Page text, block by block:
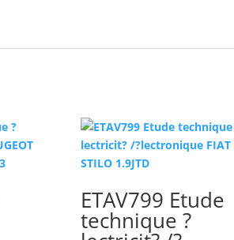
ETAV799 Etude
technique ?